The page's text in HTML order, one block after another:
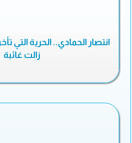
انتصار الحمادي.. الحرية التي
زالت غائبة